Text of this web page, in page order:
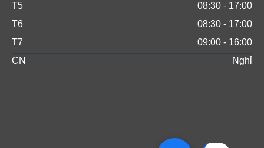
T5
08:30 - 17:00
T6
08:30 - 17:00
T7
09:00 - 16:00
CN
Nghỉ